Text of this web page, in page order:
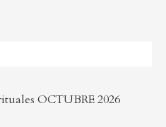
OCTUBRE 2026